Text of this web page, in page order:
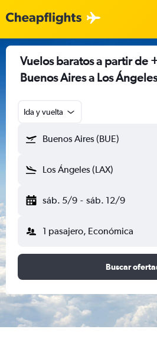
Vuelos baratos a partir de
Buenos Aires a Los Ángeles
Ida y vuelta
Buenos Aires (BUE)
Los Ángeles (LAX)
sáb. 5/9 - sáb. 12/9
1 pasajero, Económica
Buscar